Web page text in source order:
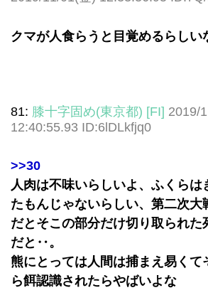
クマが人食らうと目覚めるらしい
81: 膝十字固め(東京都) [FI] 2019/
12:40:55.93 ID:6lDLkfjq0
>>30
人肉は不味いらしいよ、ふくらは
たもんじゃないらしい、第二次大
だとそこの部分だけ切り取られた
だと‥。
熊にとっては人間は捕まえ易くて
ら餌認識されたらやばいよな